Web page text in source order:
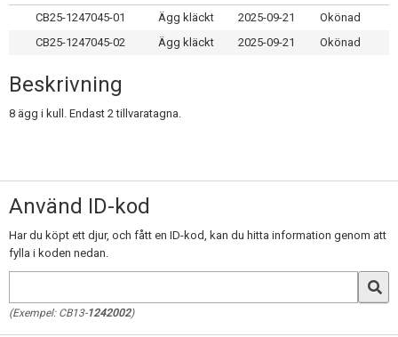
CB25-1247045-01
Ägg kläckt 2025-09-21
Okönad
CB25-1247045-02
Ägg kläckt 2025-09-21 Okönad
Beskrivning
8 ägg i kull. Endast 2 tillvaratagna.
Använd ID-kod
Har du köpt ett djur, och fått en ID-kod, kan du hitta information genom att
fylla i koden nedan.
(Exempel: CB13-1242002)